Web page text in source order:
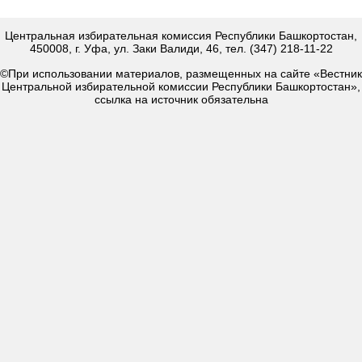
Центральная избирательная комиссия Республики Башкортостан,
450008, г. Уфа, ул. Заки Валиди, 46, тел. (347) 218-11-22
©При использовании материалов, размещенных на сайте «Вестник
Центральной избирательной комиссии Республики Башкортостан»,
ссылка на источник обязательна